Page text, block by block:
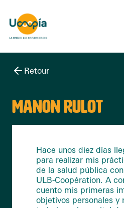
Retour
MANON RULOT
Hace unos diez días
para realizar mis
de la salud pública
ULB-Coopération. A
cuento mis primeras
objetivos personales y